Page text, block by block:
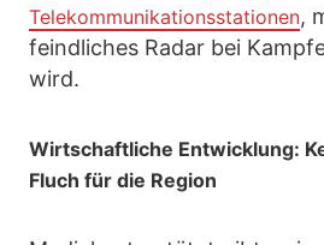
Telekommunikationsstationen,
feindliches Radar bei
wird.
Wirtschaftliche Entwicklung:
Fluch für die Region